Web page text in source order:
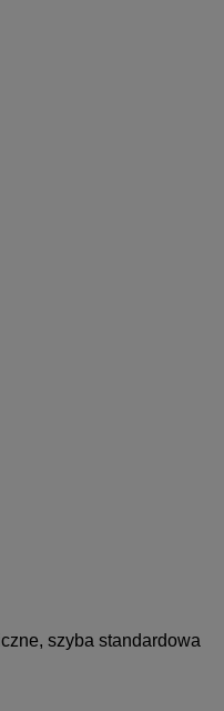
szyba standardowa